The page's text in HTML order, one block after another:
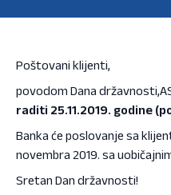
Poštovani klijenti,
povodom Dana
raditi 25.11.2019. godine
Banka će poslovanje sa
novembra 2019. sa
Sretan Dan državnosti!